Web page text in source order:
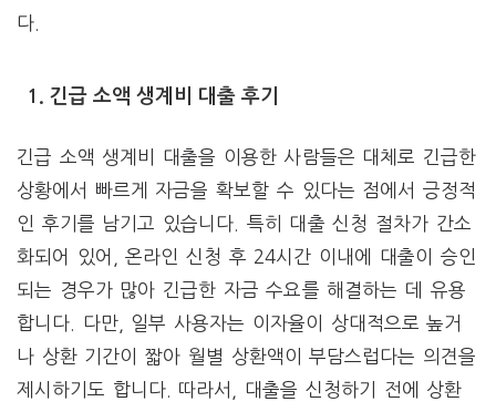
다.
1. 긴급 소액 생계비 대출 후기
긴급 소액 생계비 대출을 이용한 사람들은 대체로 긴급한
상황에서 빠르게 자금을 확보할 수 있다는 점에서 긍정적
인 후기를 남기고 있습니다. 특히 대출 신청 절차가 간소
화되어 있어, 온라인 신청 후 24시간 이내에 대출이 승인
되는 경우가 많아 긴급한 자금 수요를 해결하는 데 유용
합니다. 다만, 일부 사용자는 이자율이 상대적으로 높거
나 상환 기간이 짧아 월별 상환액이 부담스럽다는 의견을
제시하기도 합니다. 따라서, 대출을 신청하기 전에 상환